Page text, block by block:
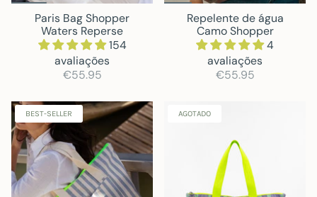
Paris Bag Shopper
Waters Reperse
154
avaliações
€55.95
Repelente de água
Camo Shopper
4
avaliações
€55.95
BEST-SELLER AGOTADO